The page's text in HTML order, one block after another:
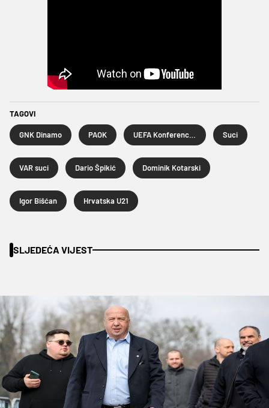
TAGOVI
GNK Dinamo PAOK Suci
VAR suci Dario Špikić Dominik Kotarski
Igor Bišćan Hrvatska U21
SLJEDEĆA VIJEST